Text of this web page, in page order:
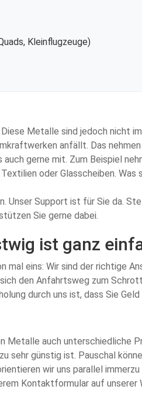
Kleinflugzeuge)
Metalle sind jedoch nicht
anfällt. Das
gerne mit. Zum Beispiel
oder Glasscheiben.
Unser Support ist für Sie da.
Sie gerne dabei.
ist ganz
eins: Wir sind der richtige
den Anfahrtsweg zum
durch uns ist, dass Sie Geld
auch unterschiedliche
sehr günstig ist. Pauschal
wir uns parallel
Kontaktformular auf